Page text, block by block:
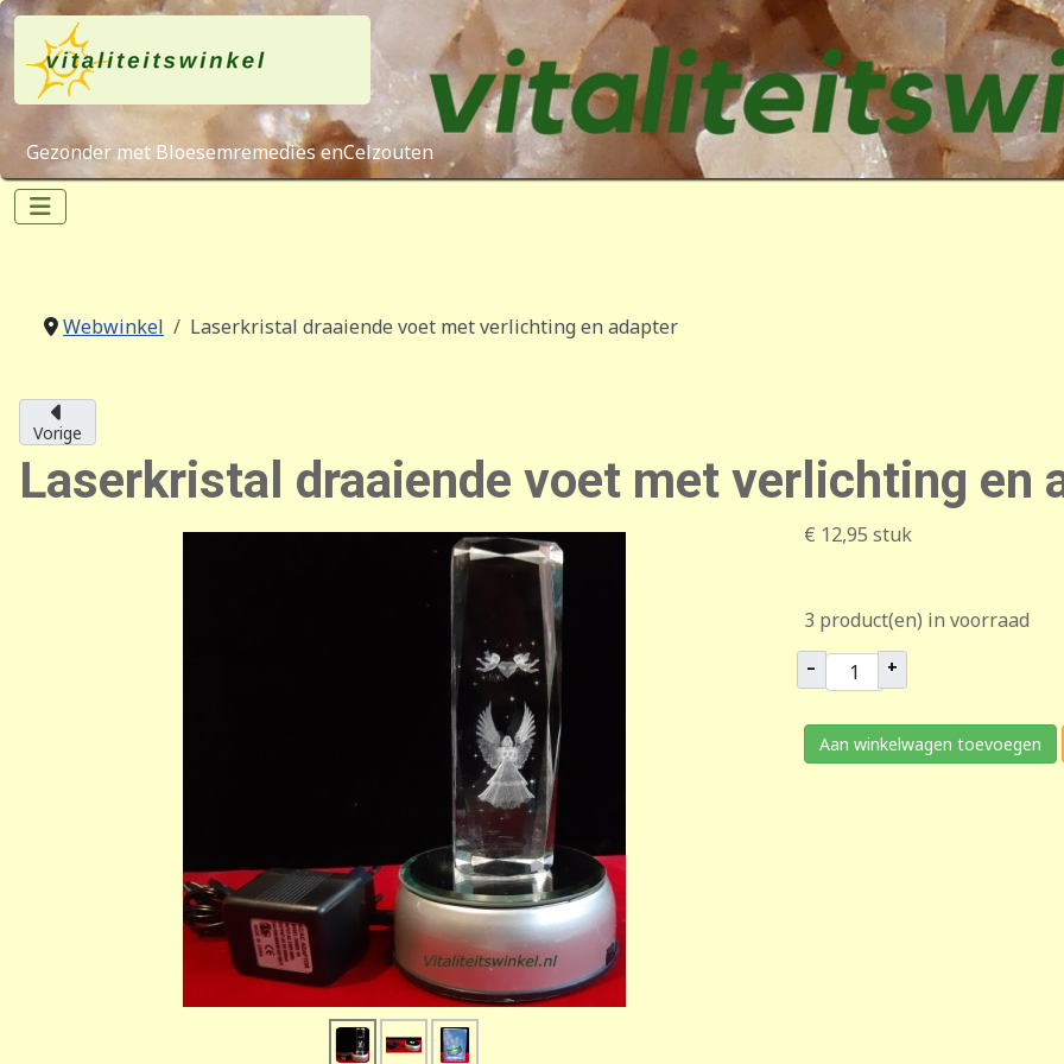
Gezonder met Bloesemremedies enCelzouten
Webwinkel Laserkristal draaiende voet met verlichting en adapter
Vorige
Laserkristal draaiende voet met verlichting en
€ 12,95 stuk
3 product(en) in voorraad
– +
Aan winkelwagen toevoegen